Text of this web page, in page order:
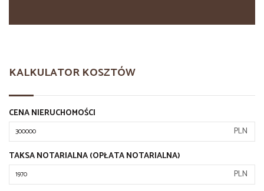
KALKULATOR KOSZTÓW
CENA NIERUCHOMOŚCI
PLN
TAKSA NOTARIALNA (OPŁATA NOTARIALNA)
PLN